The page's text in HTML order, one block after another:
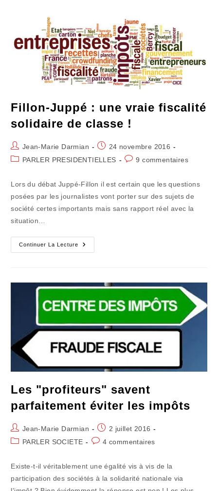
Pourtant…
Fillon-Juppé : une vraie fiscalité
solidaire de classe !
Auteur/autrice
de
Jean-Marie Darmian
Publication
publiée :
24 novembre 2016
PostPARLER PRESIDENTIELLES
Commentaires
publication :
9 commentaires
Lors du débat Juppé-Fillon il est certain que les questions
posées par les journalistes vont porter sur des sujets de
société certes importants mais sans rapport réel avec la
situation…
Continuer La Lecture
Fillon-
Juppé
Solidaire
Classe
!
Les "profiteurs" savent
parfaitement éviter les impôts
Auteur/autrice
de
Jean-Marie Darmian
Publication
publiée :
2 juillet 2016
PostPARLER SOCIETE
Commentaires
publication :
4 commentaires
Existe-t-il véritablement une égalité vis à vis de la
participation des sociétés à la solidarité nationale via